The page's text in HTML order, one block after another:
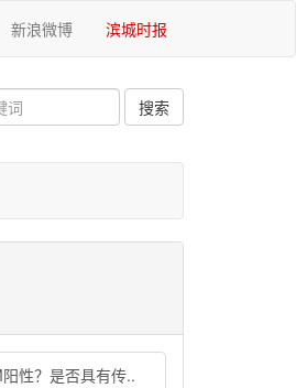
新浪微博 滨城时报
阳性？是否具有传..